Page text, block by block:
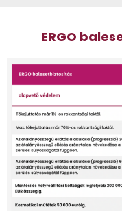
ERGO